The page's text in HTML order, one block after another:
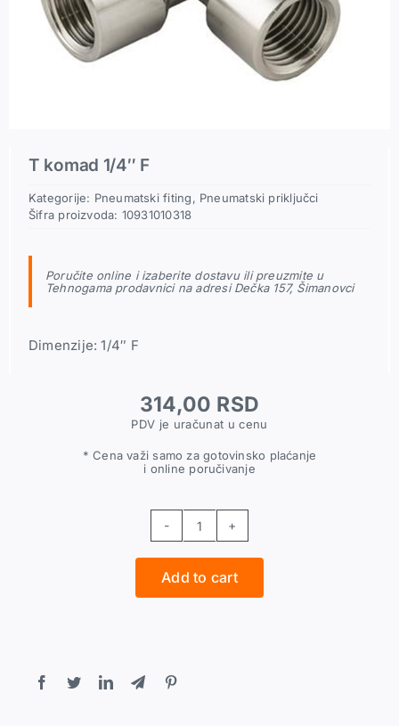
Pneumatski priključci
Rezerni delovi
T komad 1/4″ F
Kategorije: Pneumatski fiting, Pneumatski priključci
Šifra proizvoda: 10931010318
Poručite online i izaberite dostavu ili preuzmite u
Tehnogama prodavnici na adresi Dečka 157, Šimanovci
Dimenzije: 1/4″ F
314,00 RSD
PDV je uračunat u cenu
* Cena važi samo za gotovinsko plaćanje
i online poručivanje
T
komad
1/4"
F
Add to cart